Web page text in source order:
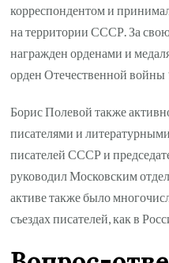
корреспондентом и
на территории СССР. За
награжден орденами и
орден Отечественной войны
Борис Полевой также
писателями и
писателей СССР и
руководил Московским
активе также было
съездах писателей, как в